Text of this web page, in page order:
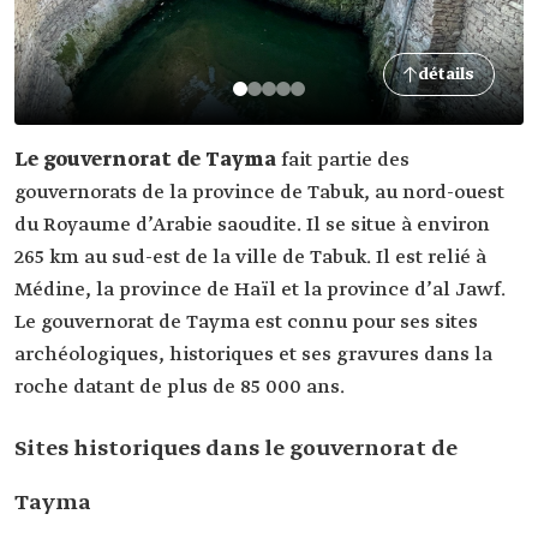
détails
Le gouvernorat de Taymafait partie des
gouvernorats de la province de Tabuk, au nord-ouest
du Royaume d’Arabie saoudite. Il se situe à environ
265 km au sud-est de la ville de Tabuk. Il est relié à
Médine, la province de Haïl et la province d’al Jawf.
Le gouvernorat de Tayma est connu pour ses sites
archéologiques, historiques et ses gravures dans la
roche datant de plus de 85 000 ans.
Sites historiques dans le gouvernorat de
Tayma